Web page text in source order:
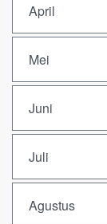
April
Mei
Juni
Juli
Agustus